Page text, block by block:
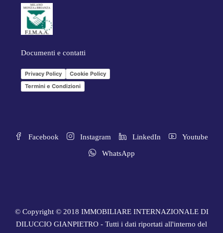
Documenti e contatti
Privacy Policy
Cookie Policy
Termini e Condizioni
Facebook Instagram LinkedIn Youtube
WhatsApp
© Copyright © 2018 IMMOBILIARE INTERNAZIONALE DI
DILUCCIO GIANPIETRO - Tutti i dati riportati all'interno del